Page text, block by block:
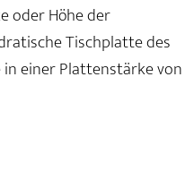
oder Höhe der
Tischplatte des
in einer Plattenstärke von